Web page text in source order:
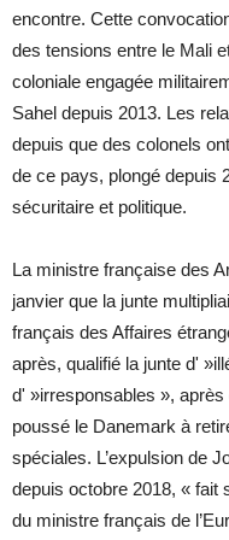
encontre. Cette
des tensions entre le Mali
coloniale engagée
Sahel depuis 2013. Les
depuis que des colonels
de ce pays, plongé depuis
sécuritaire et politique.
La ministre française des
janvier que la junte
français des Affaires
après, qualifié la junte d'
d' »irresponsables »,
poussé le Danemark à
spéciales. L’expulsion de
depuis octobre 2018, « fait
du ministre français de